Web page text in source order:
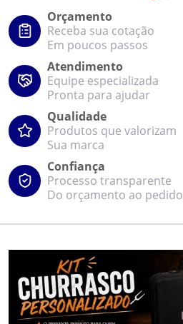
Orçamento
Receba sua cotação
Em poucos passos
Atendimento
Equipe especializada
Pronta para ajudar
Qualidade
Produtos que valorizam
Sua marca
Confiança
Processo transparente
Do orçamento ao pedido